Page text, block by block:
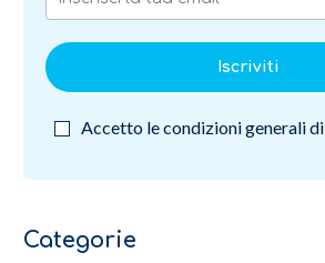
Categorie
Iscriviti
Accetto le condizioni generali di